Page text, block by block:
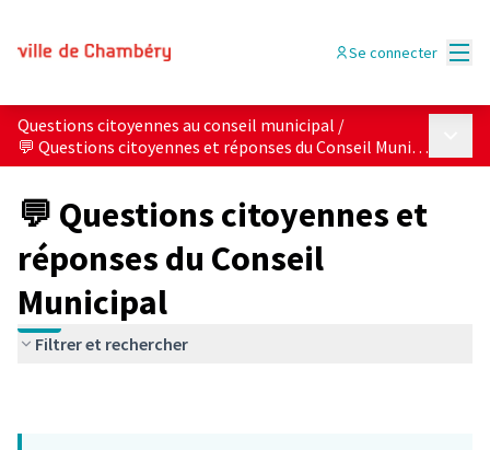
Se connecter
Questions citoyennes au conseil municipal /
💬 Questions citoyennes et réponses du Conseil Municipal
💬 Questions citoyennes et
réponses du Conseil
Municipal
Filtrer et rechercher